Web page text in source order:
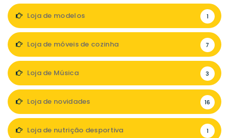
Loja de modelos 1
Loja de móveis de cozinha 7
Loja de Música 3
Loja de novidades 16
Loja de nutrição desportiva 1